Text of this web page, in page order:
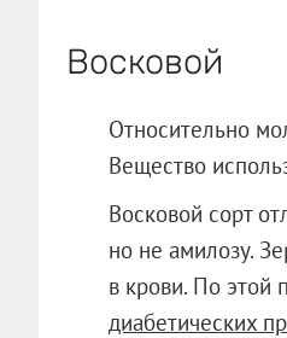
Восковой
Относительно
Вещество
Восковой сорт
но не амилозу.
в крови. По этой
диабетических